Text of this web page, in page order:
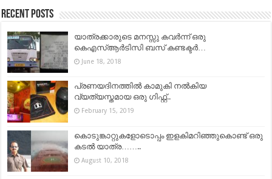
Recent Posts
യാത്രക്കാരുടെ മനസ്സു കവർന്ന് ഒരു
കെഎസ്ആർടിസി ബസ് കണ്ടക്ടർ…
June 18, 2018
പ്രണയദിനത്തിൽ കാമുകി നൽകിയ
വ്യത്യസ്തമായ ഒരു ഗിഫ്റ്റ്..
February 15, 2019
കൊടുങ്കാറ്റുകളോടൊപ്പം ഇളകിമറിഞ്ഞുകൊണ്ട് ഒരു
കടല്‍ യാത്ര……..
August 10, 2018